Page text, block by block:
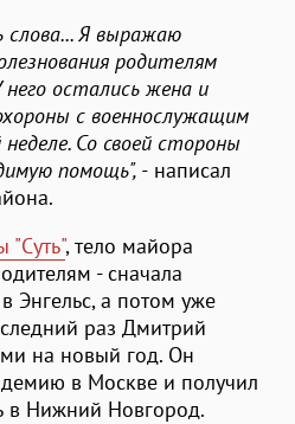
Я выражаю
родителям
остались жена и
с военнослужащим
Со своей стороны
помощь", - написал
"Суть", тело майора
- сначала
Энгельс, а потом уже
раз Дмитрий
на новый год. Он
в Москве и получил
в Нижний Новгород.